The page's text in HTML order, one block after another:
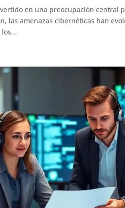
en una preocupación central
las amenazas cibernéticas han